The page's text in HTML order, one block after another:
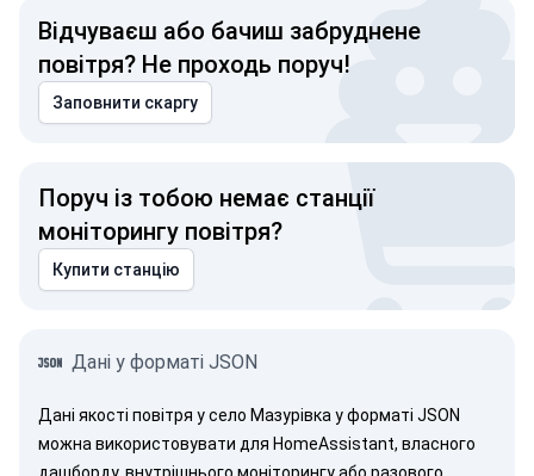
Відчуваєш або бачиш забруднене
повітря? Не проходь поруч!
Заповнити скаргу
Поруч із тобою немає станції
моніторингу повітря?
Купити станцію
Дані у форматі JSON
Дані якості повітря у село Мазурівка у форматі JSON
можна використовувати для HomeAssistant, власного